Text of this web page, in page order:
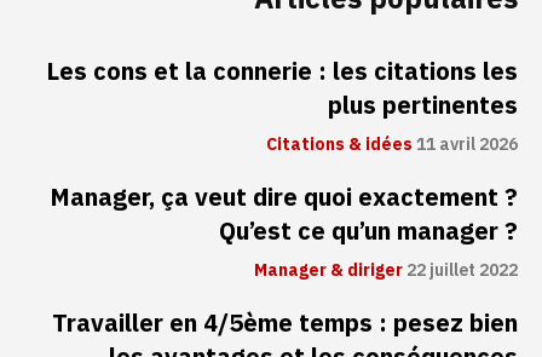
Les cons et la connerie : les citations les
plus pertinentes
Citations & idées11 avril 2026
Manager, ça veut dire quoi exactement ?
Qu’est ce qu’un manager ?
Manager & diriger22 juillet 2022
Travailler en 4/5ème temps : pesez bien